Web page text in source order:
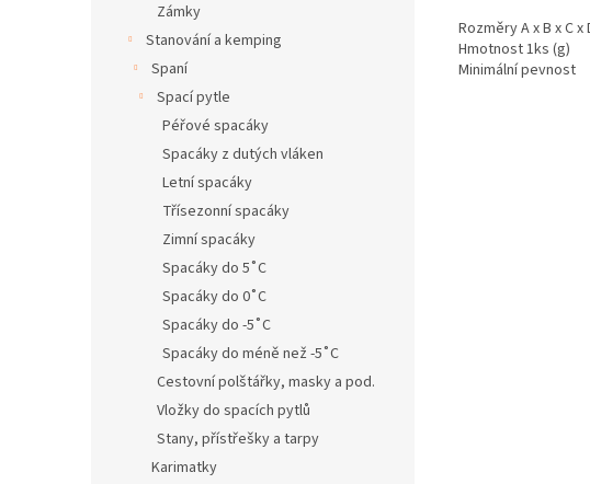
Zámky
Stanování a kemping
Spaní
Spací pytle
Péřové spacáky
Spacáky z dutých vláken
Letní spacáky
Třísezonní spacáky
Zimní spacáky
Spacáky do 5˚C
Spacáky do 0˚C
Spacáky do -5˚C
Spacáky do méně než -5˚C
Cestovní polštářky, masky a pod.
Vložky do spacích pytlů
Stany, přístřešky a tarpy
Karimatky
Rozměry A x B x C x
Hmotnost 1ks (g)
Minimální pevnost